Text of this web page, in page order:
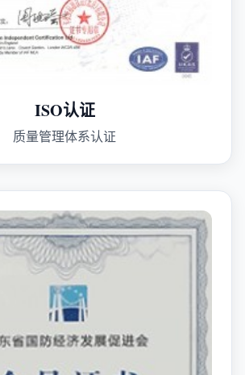
ISO认证
质量管理体系认证